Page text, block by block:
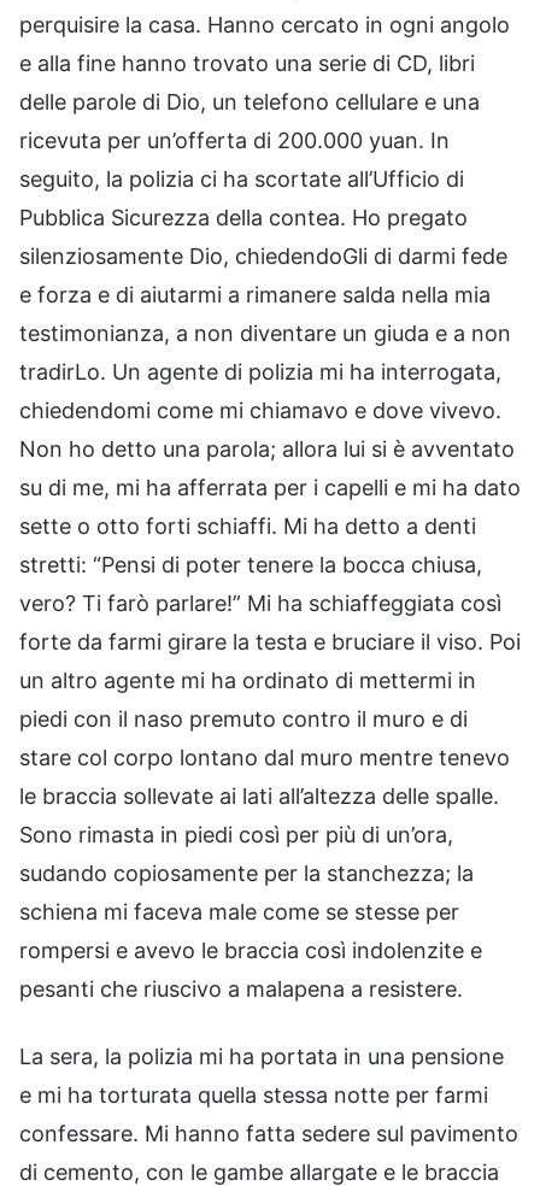
perquisire la casa. Hanno cercato in ogni angolo
e alla fine hanno trovato una serie di CD, libri
delle parole di Dio, un telefono cellulare e una
ricevuta per un’offerta di 200.000 yuan. In
seguito, la polizia ci ha scortate all’Ufficio di
Pubblica Sicurezza della contea. Ho pregato
silenziosamente Dio, chiedendoGli di darmi fede
e forza e di aiutarmi a rimanere salda nella mia
testimonianza, a non diventare un giuda e a non
tradirLo. Un agente di polizia mi ha interrogata,
chiedendomi come mi chiamavo e dove vivevo.
Non ho detto una parola; allora lui si è avventato
su di me, mi ha afferrata per i capelli e mi ha dato
sette o otto forti schiaffi. Mi ha detto a denti
stretti: “Pensi di poter tenere la bocca chiusa,
vero? Ti farò parlare!” Mi ha schiaffeggiata così
forte da farmi girare la testa e bruciare il viso. Poi
un altro agente mi ha ordinato di mettermi in
piedi con il naso premuto contro il muro e di
stare col corpo lontano dal muro mentre tenevo
le braccia sollevate ai lati all’altezza delle spalle.
Sono rimasta in piedi così per più di un’ora,
sudando copiosamente per la stanchezza; la
schiena mi faceva male come se stesse per
rompersi e avevo le braccia così indolenzite e
pesanti che riuscivo a malapena a resistere.
La sera, la polizia mi ha portata in una pensione
e mi ha torturata quella stessa notte per farmi
confessare. Mi hanno fatta sedere sul pavimento
di cemento, con le gambe allargate e le braccia